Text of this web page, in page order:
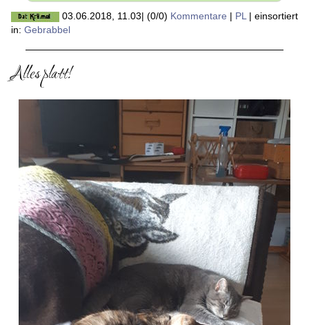
03.06.2018, 11.03| (0/0) Kommentare | PL| einsortiert
in: Gebrabbel
Alles platt!